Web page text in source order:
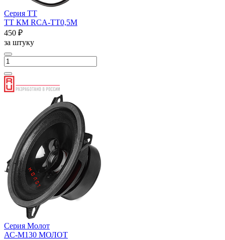
Серия ТТ
ТТ КМ RCA-ТТ0,5М
450 ₽
за штуку
Серия Молот
АС-М130 МОЛОТ